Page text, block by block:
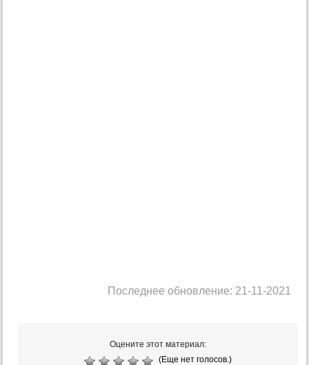
Последнее обновление: 21-11-2021
Оцените этот материал:
(Еще нет голосов.)